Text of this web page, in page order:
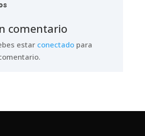
comentario
estar conectadopara